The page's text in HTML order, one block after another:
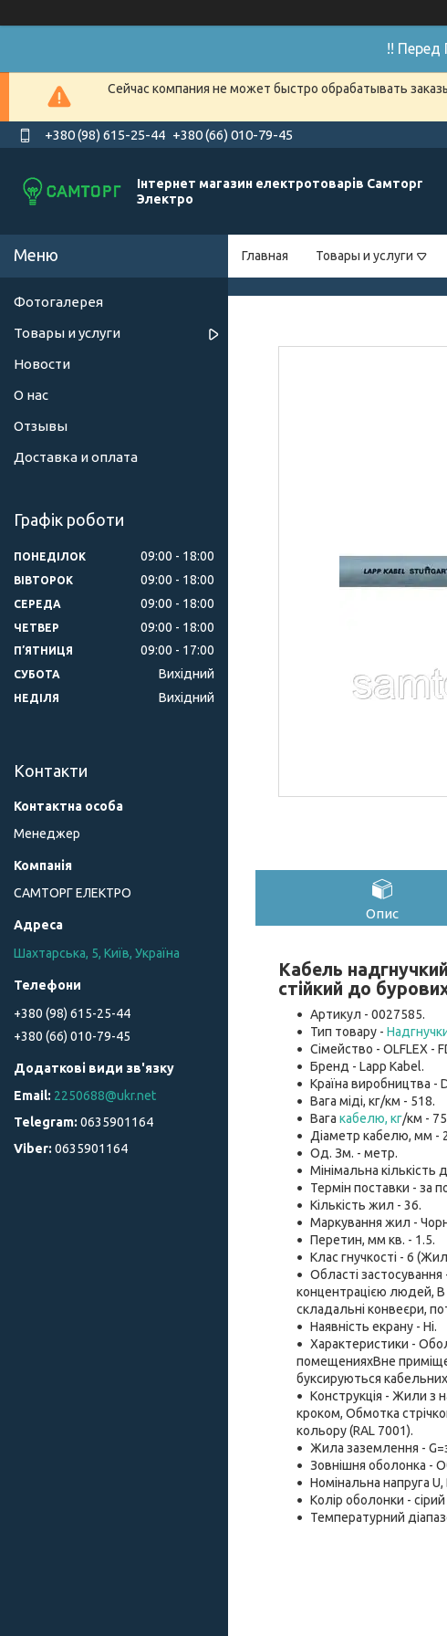
!! Перед
Сейчас компания не может быстро обрабатывать
+380 (98) 615-25-44 +380 (66) 010-79-45
Інтернет магазин електротоварів Самторг
Электро
Главная Товары и услуги
Опис
Кабель
стійкий до
Артикул - 0027585.
Тип товару -
Сімейство - OLFLEX -
Бренд - Lapp Kabel.
Країна виробництва -
Вага міді, кг/км - 518.
Вага кабелю, кг/км -
Діаметр кабелю, мм -
Од. Зм. - метр.
Мінімальна
Термін поставки - за
Кількість жил - 36.
Маркування жил -
Перетин, мм кв. - 1.5.
Клас гнучкості - 6
Області
концентрацією людей,
складальні конвеєри,
Наявність екрану - Ні.
Характеристики -
помещенияхВне
буксируються
Конструкція - Жили з
кроком, Обмотка
кольору (RAL 7001).
Жила заземлення -
Зовнішня оболонка -
Номінальна напруга
Колір оболонки -
Температурний
Фотогалерея
Товары и услуги
Новости
О нас
Отзывы
Доставка и оплата
Графік роботи
ПОНЕДІЛОК 09:00 18:00
ВІВТОРОК 09:00 18:00
СЕРЕДА 09:00 18:00
ЧЕТВЕР 09:00 18:00
ПʼЯТНИЦЯ 09:00 17:00
СУБОТА Вихідний
НЕДІЛЯ Вихідний
Контакти
Менеджер
САМТОРГ ЕЛЕКТРО
Шахтарська, 5, Київ, Україна
+380 (98) 615-25-44
+380 (66) 010-79-45
2250688@ukr.net
0635901164
0635901164